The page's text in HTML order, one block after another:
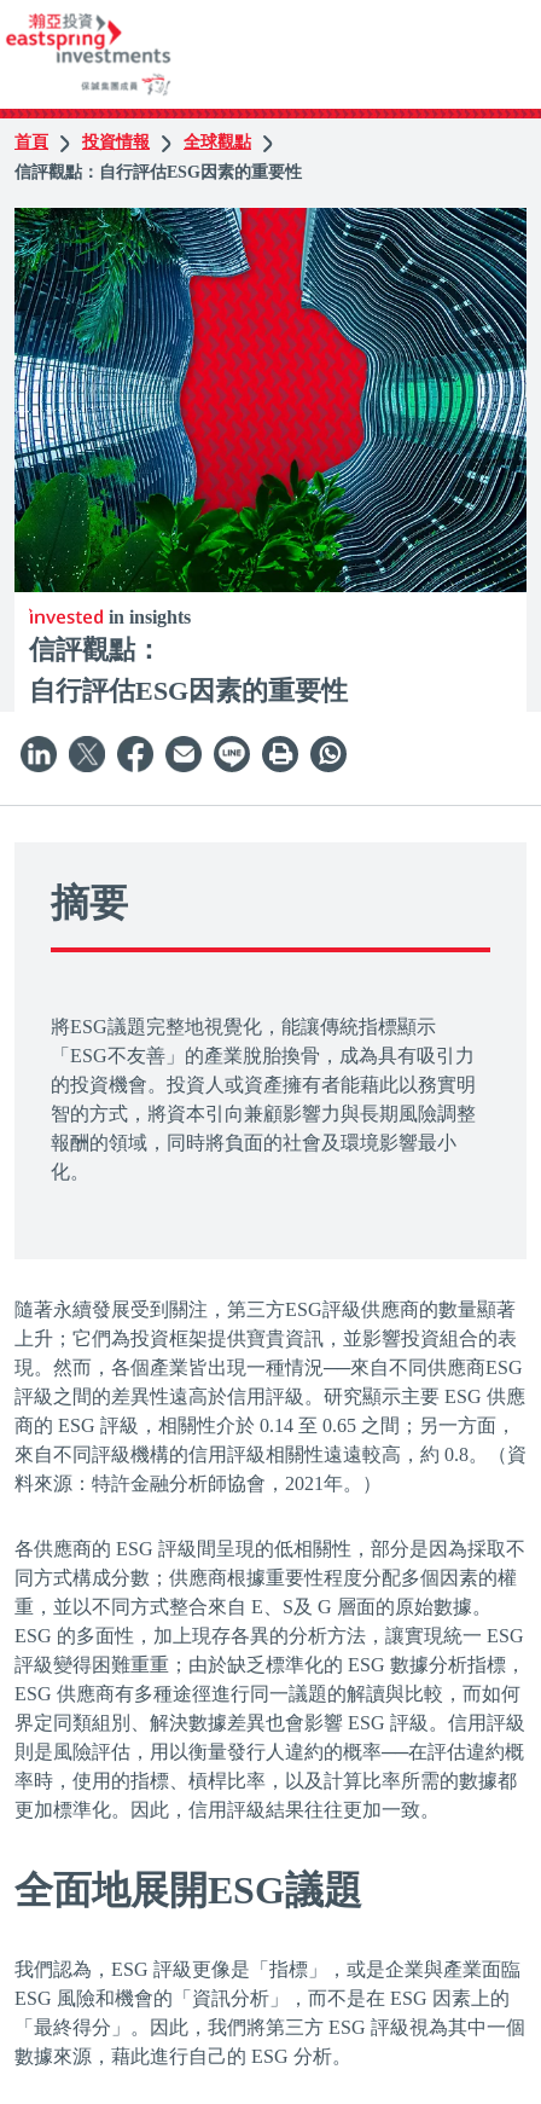
首頁 投資情報
全球觀點
信評觀點：自行評估ESG因素的重要性
in insights
信評觀點：
自行評估ESG因素的重要性
摘要
將ESG議題完整地視覺化，能讓傳統指標顯示
「ESG不友善」的產業脫胎換骨，成為具有吸引力
的投資機會。投資人或資產擁有者能藉此以務實明
智的方式，將資本引向兼顧影響力與長期風險調整
報酬的領域，同時將負面的社會及環境影響最小
化。
隨著永續發展受到關注，第三方ESG評級供應商的數量顯著
上升；它們為投資框架提供寶貴資訊，並影響投資組合的表
現。然而，各個產業皆出現一種情況──來自不同供應商ESG
評級之間的差異性遠高於信用評級。研究顯示主要 ESG 供應
商的 ESG 評級，相關性介於 0.14 至 0.65 之間；另一方面，
來自不同評級機構的信用評級相關性遠遠較高，約 0.8。（資
料來源：特許金融分析師協會，2021年。）
各供應商的 ESG 評級間呈現的低相關性，部分是因為採取不
同方式構成分數；供應商根據重要性程度分配多個因素的權
重，並以不同方式整合來自 E、S及 G 層面的原始數據。
ESG 的多面性，加上現存各異的分析方法，讓實現統一 ESG
評級變得困難重重；由於缺乏標準化的 ESG 數據分析指標，
ESG 供應商有多種途徑進行同一議題的解讀與比較，而如何
界定同類組別、解決數據差異也會影響 ESG 評級。信用評級
則是風險評估，用以衡量發行人違約的概率──在評估違約概
率時，使用的指標、槓桿比率，以及計算比率所需的數據都
更加標準化。因此，信用評級結果往往更加一致。
全面地展開ESG議題
我們認為，ESG 評級更像是「指標」，或是企業與產業面臨
ESG 風險和機會的「資訊分析」，而不是在 ESG 因素上的
「最終得分」。因此，我們將第三方 ESG 評級視為其中一個
數據來源，藉此進行自己的 ESG 分析。